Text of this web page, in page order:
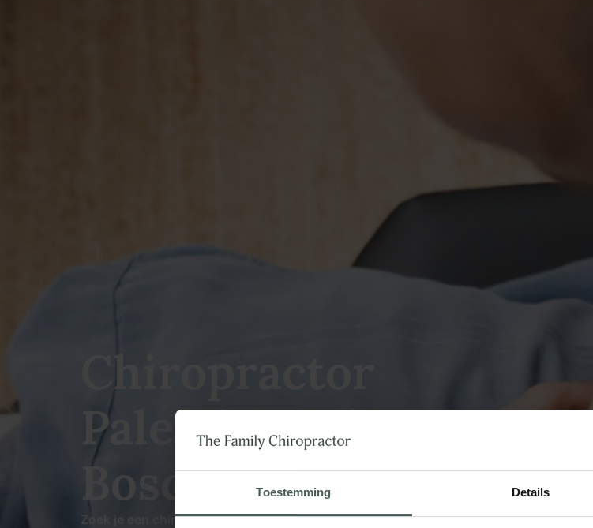
Toestemming Details
Chiropractor
Paleiskwartier Den
Bosch
Zoek je een chiropractor vlakbij Paleiskwartier die betrouwbaar is en genoeg ervaring